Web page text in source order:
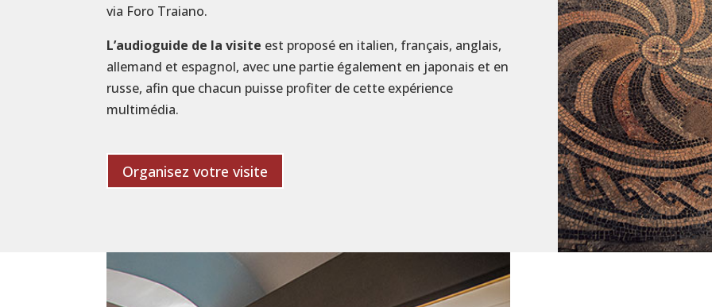
via Foro Traiano.
L’audioguide de la visite est proposé en italien, français, anglais,
allemand et espagnol, avec une partie également en japonais et en
russe, afin que chacun puisse profiter de cette expérience
multimédia.
Organisez votre visite